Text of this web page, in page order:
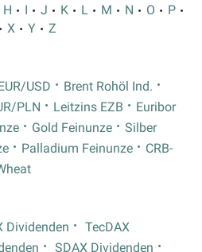
H I J K L M N O
P
X Y Z
USD
Brent Rohöl Ind.
PLN Leitzins EZB
Euribor
Gold Feinunze
Silber
Palladium Feinunze
CRB-
Dividenden
TecDAX
SDAX Dividenden